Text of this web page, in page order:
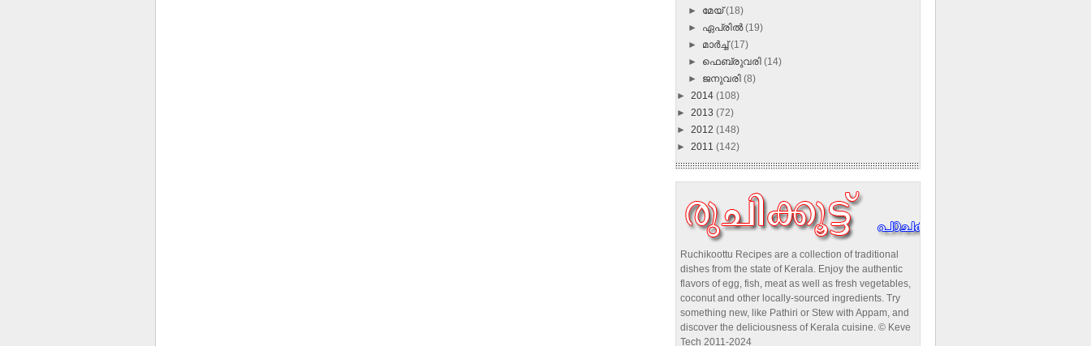
► മേയ്(18)
► ഏപ്രിൽ(19)
► മാർച്ച്(17)
► ഫെബ്രുവരി(14)
► ജനുവരി(8)
► 2014 (108)
► 2013 (72)
► 2012 (148)
► 2011 (142)
Ruchikoottu Recipes are a collection of traditional
dishes from the state of Kerala. Enjoy the authentic
flavors of egg, fish, meat as well as fresh vegetables,
coconut and other locally-sourced ingredients. Try
something new, like Pathiri or Stew with Appam, and
discover the deliciousness of Kerala cuisine. © Keve
Tech 2011-2024